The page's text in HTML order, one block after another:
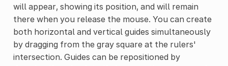
will appear, showing its position, and will remain
there when you release the mouse. You can create
both horizontal and vertical guides simultaneously
by dragging from the gray square at the rulers'
intersection. Guides can be repositioned by